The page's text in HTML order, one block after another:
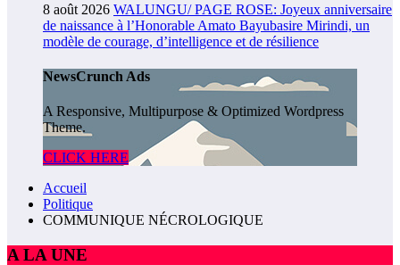
8 août 2026 WALUNGU/ PAGE ROSE: Joyeux anniversaire
de naissance à l’Honorable Amato Bayubasire Mirindi, un
modèle de courage, d’intelligence et de résilience
NewsCrunch Ads
A Responsive, Multipurpose & Optimized Wordpress
Theme.
CLICK HERE
Accueil
Politique
COMMUNIQUE NÉCROLOGIQUE
A LA UNE